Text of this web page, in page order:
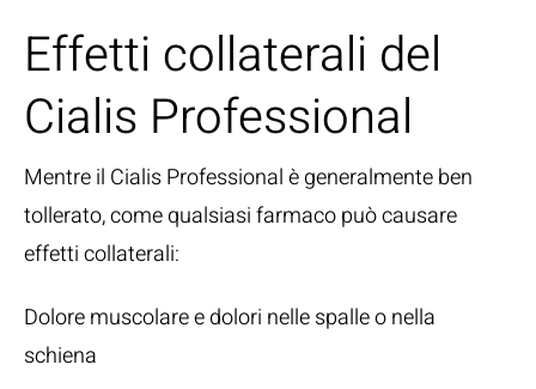
Effetti collaterali del
Cialis Professional
Mentre il Cialis Professional è generalmente ben
tollerato, come qualsiasi farmaco può causare
effetti collaterali:
Dolore muscolare e dolori nelle spalle o nella
schiena